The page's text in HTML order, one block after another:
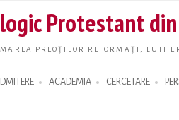
main
Protestant
PREOȚILOR REFORMAȚI,
ACADEMIA CERCETARE